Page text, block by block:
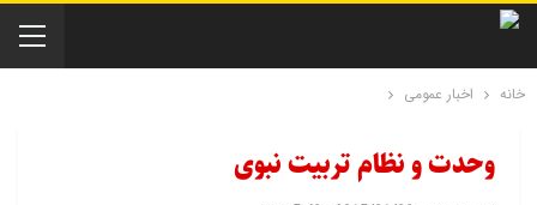
خانه اخبار عمومی
وحدت و نظام تربیت نبوی